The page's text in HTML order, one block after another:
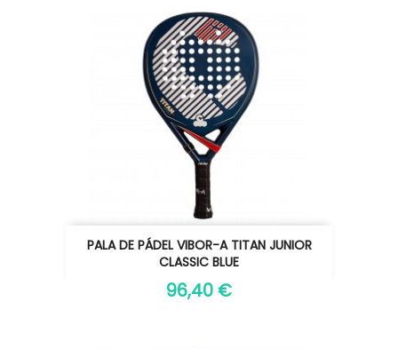
PALA DE PÁDEL VIBOR-A TITAN JUNIOR
CLASSIC BLUE
96,40 €